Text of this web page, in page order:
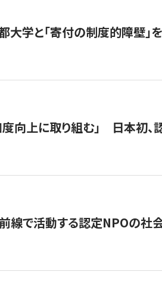
大学と「寄付の制度的障壁
度向上に取り組む」 日本初
線で活動する認定NPOの社